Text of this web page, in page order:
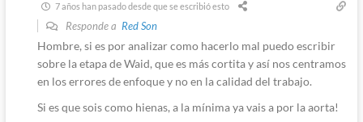
7 años han pasado desde que se escribió esto
Responde a Red Son
Hombre, si es por analizar como hacerlo mal puedo escribir
sobre la etapa de Waid, que es más cortita y así nos centramos
en los errores de enfoque y no en la calidad del trabajo.
Si es que sois como hienas, a la mínima ya vais a por la aorta!